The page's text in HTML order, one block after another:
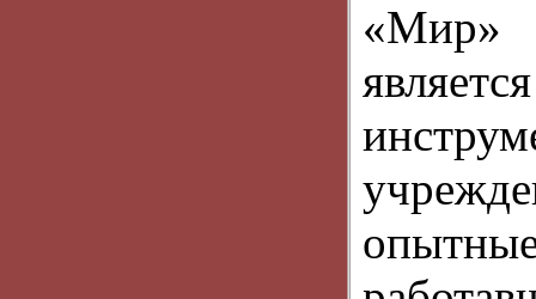
«Мир»